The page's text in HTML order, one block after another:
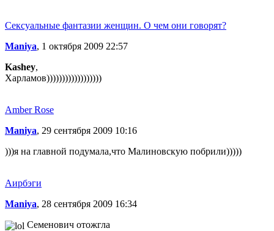
Сексуальные фантазии женщин. О чем они говорят?
Maniya, 1 октября 2009 22:57
Kashey,
Харламов))))))))))))))))))
Amber Rose
Maniya, 29 сентября 2009 10:16
)))я на главной подумала,что Малиновскую побрили)))))
Аирбэги
Maniya, 28 сентября 2009 16:34
Семенович отожгла